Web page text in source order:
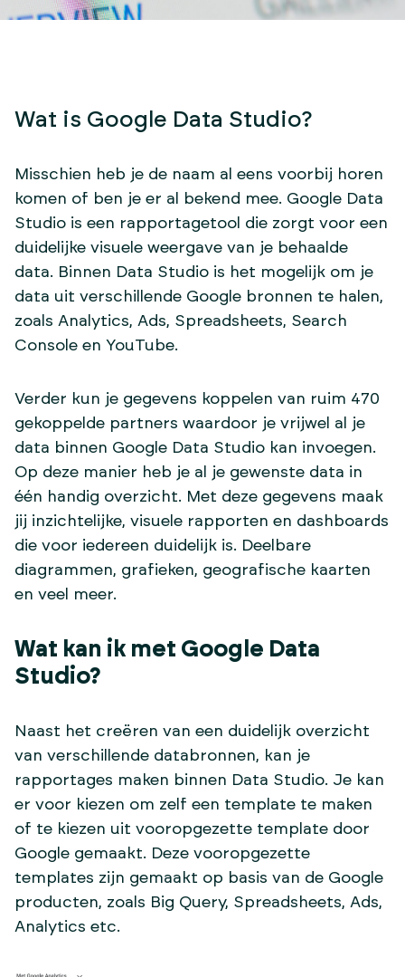
Wat is Google Data Studio?
Misschien heb je de naam al eens voorbij horen
komen of ben je er al bekend mee. Google Data
Studio is een rapportagetool die zorgt voor een
duidelijke visuele weergave van je behaalde
data. Binnen Data Studio is het mogelijk om je
data uit verschillende Google bronnen te halen,
zoals Analytics, Ads, Spreadsheets, Search
Console en YouTube.
Verder kun je gegevens koppelen van ruim 470
gekoppelde partners waardoor je vrijwel al je
data binnen Google Data Studio kan invoegen.
Op deze manier heb je al je gewenste data in
één handig overzicht. Met deze gegevens maak
jij inzichtelijke, visuele rapporten en dashboards
die voor iedereen duidelijk is. Deelbare
diagrammen, grafieken, geografische kaarten
en veel meer.
Wat kan ik met Google Data
Studio?
Naast het creëren van een duidelijk overzicht
van verschillende databronnen, kan je
rapportages maken binnen Data Studio. Je kan
er voor kiezen om zelf een template te maken
of te kiezen uit vooropgezette template door
Google gemaakt. Deze vooropgezette
templates zijn gemaakt op basis van de Google
producten, zoals Big Query, Spreadsheets, Ads,
Analytics etc.